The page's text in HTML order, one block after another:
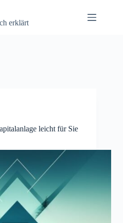
erklärt
leicht für Sie